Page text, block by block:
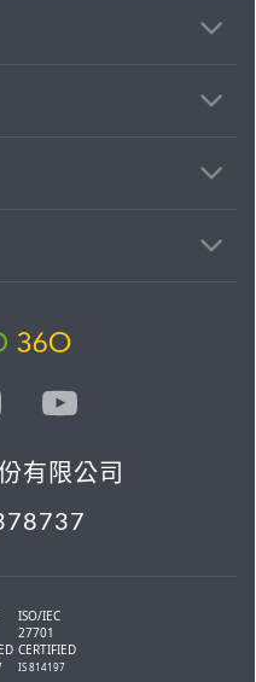
有限公司
ISO/IEC
27701
CERTIFIED
IS 814197